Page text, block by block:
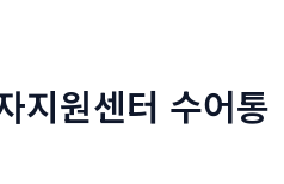
지원센터 수어통